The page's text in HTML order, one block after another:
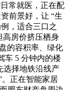
常就医，正在配
前景好，让 “生
，适合三口之
高房价挤压栖身
的容积率、绿化
车 5 分钟内的楼
选择地铁沿线产
。正在智能家居